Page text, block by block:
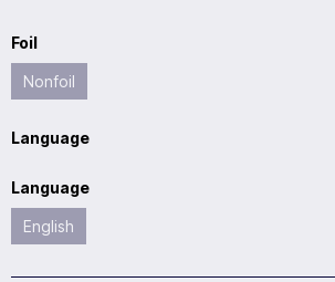
Foil
Nonfoil
Language
Language
English